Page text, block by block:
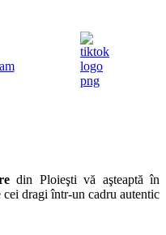
din Ploieşti vă aşteaptă în
dragi într-un cadru autentic